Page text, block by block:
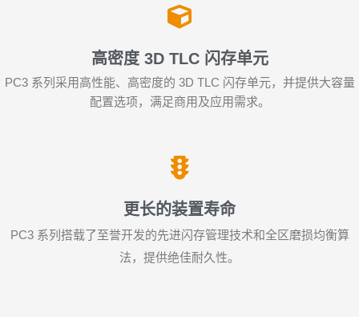
高密度 3D TLC 闪存单元
PC3 系列采用高性能、高密度的 3D TLC 闪存单元，并提供大容量
配置选项，满足商用及应用需求。
更长的装置寿命
PC3 系列搭载了至誉开发的先进闪存管理技术和全区磨损均衡算
法，提供绝佳耐久性。